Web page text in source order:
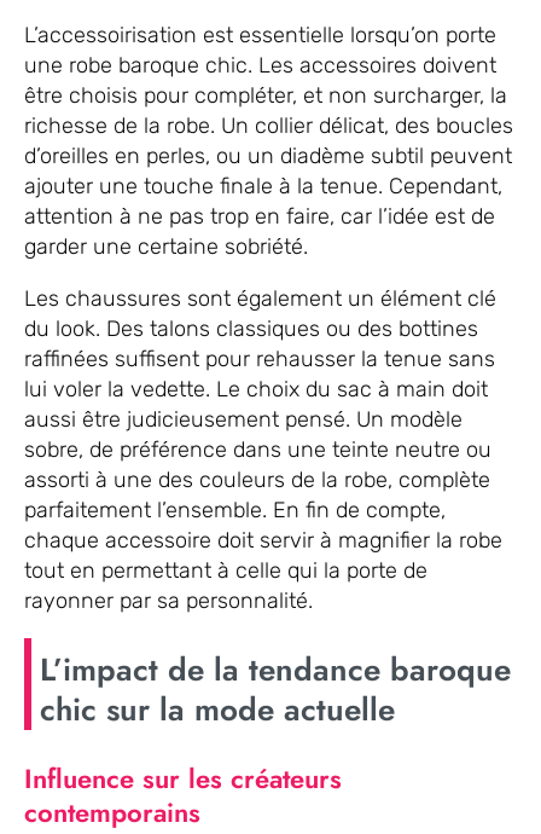
L’accessoirisation est essentielle lorsqu’on porte
une robe baroque chic. Les accessoires doivent
être choisis pour compléter, et non surcharger, la
richesse de la robe. Un collier délicat, des boucles
d’oreilles en perles, ou un diadème subtil peuvent
ajouter une touche finale à la tenue. Cependant,
attention à ne pas trop en faire, car l’idée est de
garder une certaine sobriété.
Les chaussures sont également un élément clé
du look. Des talons classiques ou des bottines
raffinées suffisent pour rehausser la tenue sans
lui voler la vedette. Le choix du sac à main doit
aussi être judicieusement pensé. Un modèle
sobre, de préférence dans une teinte neutre ou
assorti à une des couleurs de la robe, complète
parfaitement l’ensemble. En fin de compte,
chaque accessoire doit servir à magnifier la robe
tout en permettant à celle qui la porte de
rayonner par sa personnalité.
L’impact de la tendance baroque
chic sur la mode actuelle
Influence sur les créateurs
contemporains